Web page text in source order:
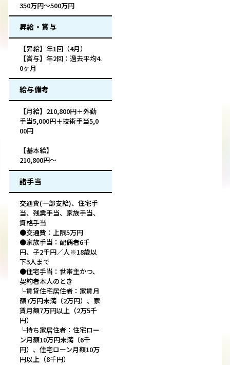
350万円～500万円
昇給・賞与
【昇給】年1回（4月）
【賞与】年2回：過去平均4.
0ヶ月
給与備考
【月給】210,800円＋外勤
手当5,000円＋技術手当5,0
00円
【基本給】
210,800円～
諸手当
交通費(一部支給)、住宅手
当、残業手当、家族手当、
資格手当
●交通費：上限5万円
●家族手当：配偶者6千
円、子2千円／人※18歳以
下3人まで
●住宅手当：世帯主かつ、
契約者本人のとき
└賃貸住宅居住者：家賃月
額7万円未満（2万円）、家
賃月額7万円以上（2万5千
円）
└持ち家居住者：住宅ロー
ン月額10万円未満（6千
円）、住宅ローン月額10万
円以上（8千円）